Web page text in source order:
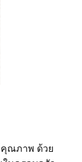
ณภาพ ด้วย